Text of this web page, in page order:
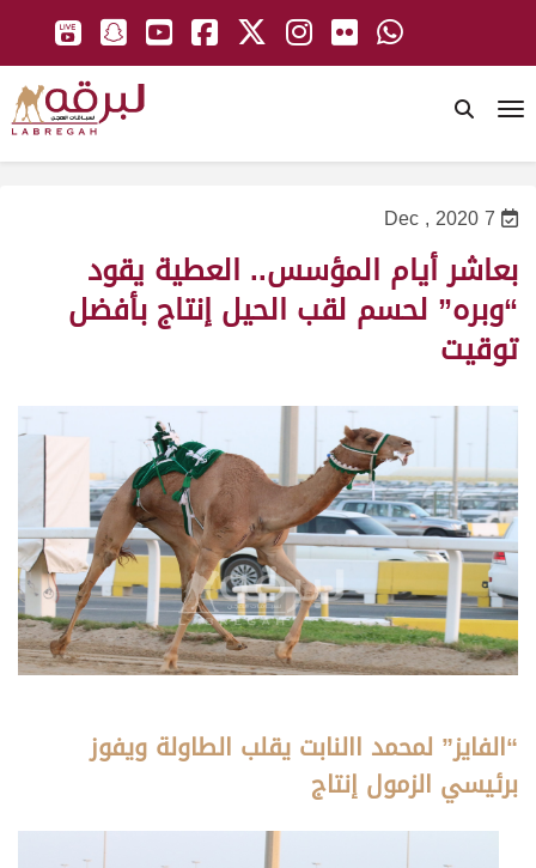
7 Dec , 2020
بعاشر أيام المؤسس.. العطية يقود
“وبره” لحسم لقب الحيل إنتاج بأفضل
توقيت
“الفايز” لمحمد االنابت يقلب الطاولة ويفوز
برئيسي الزمول إنتاج